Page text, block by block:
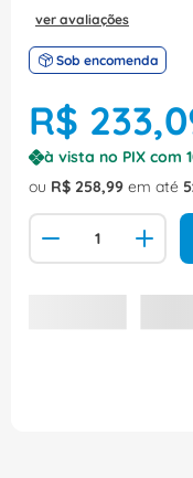
ver avaliações
Sob encomenda
R$ 233,
à vista no PIX com
ou R$ 258,99 em até 5